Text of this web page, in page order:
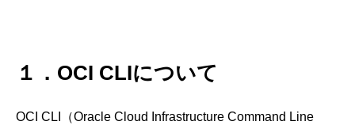
１． OCI CLIについて
OCI CLI （Oracle Cloud Infrastructure Command Line